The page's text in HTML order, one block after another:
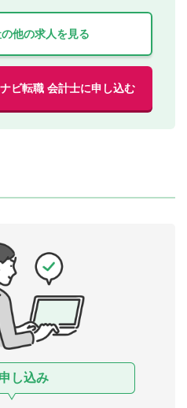
他の求人を見る
ビ転職 会計士に申し込む
し込み